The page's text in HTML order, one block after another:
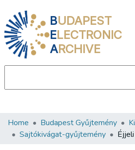
BUDAPEST
ELECTRONIC
ARCHIVE
Communities & Collections
Home Budapest Gyűjtemény
Sajtókivágat-gyűjtemény